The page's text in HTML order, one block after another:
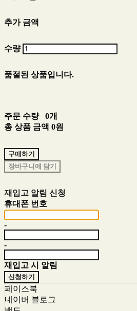
추가 금액
수량
품절된 상품입니다.
주문 수량
0개
총 상품 금액 0원
구매하기
장바구니에 담기
재입고 알림 신청
휴대폰 번호
-
-
재입고 시 알림
신청하기
페이스북
네이버 블로그